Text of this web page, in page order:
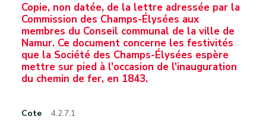
Copie, non datée, de la lettre adressée par la
Commission des Champs-Élysées aux
membres du Conseil communal de la ville de
Namur. Ce document concerne les festivités
que la Société des Champs-Élysées espère
mettre sur pied à l'occasion de l'inauguration
du chemin de fer, en 1843.
Cote 4.2.7.1